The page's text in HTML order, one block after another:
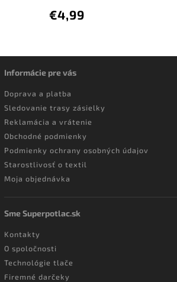
€4,99
Informácie pre vás
Doprava a platba
Sledovanie trasy zásielky
Reklamácia a vrátenie
Obchodné podmienky
Podmienky ochrany osobných údajov
Starostlivosť o textil
Moja objednávka
Sme Superpotlac.sk
Kontakty
O spoločnosti
Technológie tlače
Firemné darčeky